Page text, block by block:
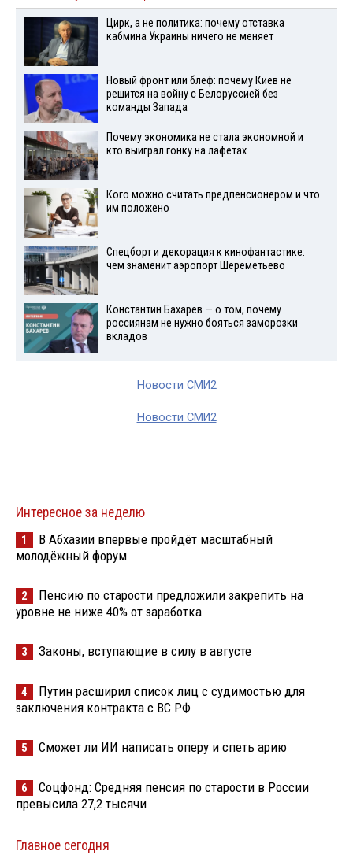
Цирк, а не политика: почему отставка
кабмина Украины ничего не меняет
Новый фронт или блеф: почему Киев не
решится на войну с Белоруссией без
команды Запада
Почему экономика не стала экономной и
кто выиграл гонку на лафетах
Кого можно считать предпенсионером и что
им положено
Спецборт и декорация к кинофантастике:
чем знаменит аэропорт Шереметьево
Константин Бахарев — о том, почему
россиянам не нужно бояться заморозки
вкладов
Новости СМИ2
Новости СМИ2
Интересное за неделю
1
В Абхазии впервые пройдёт масштабный
молодёжный форум
2
Пенсию по старости предложили закрепить на
уровне не ниже 40% от заработка
3 Законы, вступающие в силу в августе
4
Путин расширил список лиц с судимостью для
заключения контракта с ВС РФ
5 Сможет ли ИИ написать оперу и спеть арию
6
Соцфонд: Средняя пенсия по старости в России
превысила 27,2 тысячи
Главное сегодня